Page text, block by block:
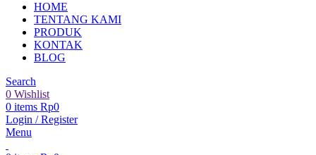
HOME
TENTANG KAMI
PRODUK
KONTAK
BLOG
Search
0 Wishlist
0 items Rp0
Login / Register
Menu